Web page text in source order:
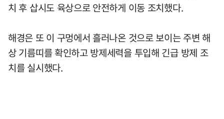
치 후 삽시도 육상으로 안전하게 이동 조치했다.
해경은 또 이 구멍에서 흘러나온 것으로 보이는 주변 해
상 기름띠를 확인하고 방제세력을 투입해 긴급 방제 조
치를 실시했다.